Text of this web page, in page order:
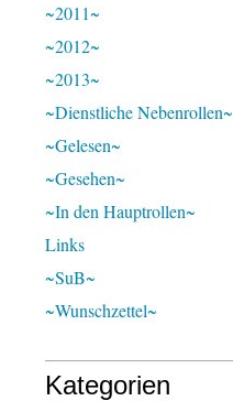
~2011~
~2012~
~2013~
~Dienstliche Nebenrollen~
~Gelesen~
~Gesehen~
~In den Hauptrollen~
Links
~SuB~
~Wunschzettel~
Kategorien